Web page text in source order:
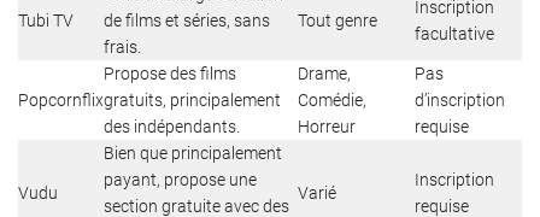
Tubi TV
de films et séries, sans
frais.
Tout genre
Inscription
facultative
Popcornflix
Propose des films
gratuits, principalement
des indépendants.
Drame,
Comédie,
Horreur
Pas
d’inscription
requise
Vudu
Bien que principalement
payant, propose une
section gratuite avec des
Varié
Inscription
requise